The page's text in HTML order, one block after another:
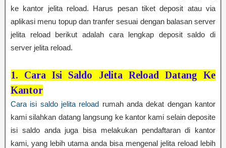
ke kantor jelita reload. Harus pesan tiket deposit atau via
aplikasi menu topup dan tranfer sesuai dengan balasan server
jelita reload berikut adalah cara lengkap deposit saldo di
server jelita reload.
1. Cara Isi Saldo Jelita Reload Datang Ke
Kantor
Cara isi saldo jelita reload rumah anda dekat dengan kantor
kami silahkan datang langsung ke kantor kami selain deposite
isi saldo anda juga bisa melakukan pendaftaran di kantor
kami, yang lebih utama anda bisa mengenal jelita reload lebih